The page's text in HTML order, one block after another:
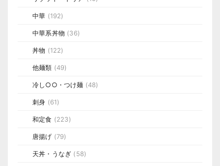
中華 (192)
中華系丼物 (36)
丼物 (122)
他麺類 (49)
冷し○○・つけ麺 (48)
刺身 (61)
和定食 (223)
唐揚げ (79)
天丼・うなぎ (58)